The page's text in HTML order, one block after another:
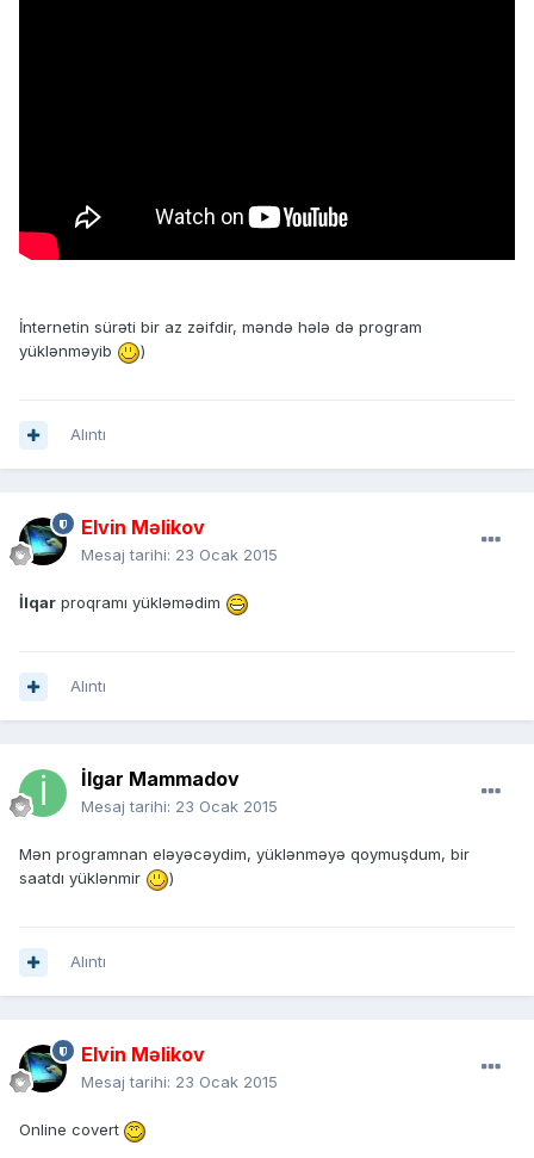
İnternetin sürəti bir az zəifdir, məndə hələ də program
yüklənməyib
)
Alıntı
Elvin Məlikov
Mesaj tarihi: 23 Ocak 2015
İlqar proqramı yükləmədim
Alıntı
İlgar Mammadov
Mesaj tarihi: 23 Ocak 2015
Mən programnan eləyəcəydim, yüklənməyə qoymuşdum, bir
saatdı yüklənmir
)
Alıntı
Elvin Məlikov
Mesaj tarihi: 23 Ocak 2015
Online covert